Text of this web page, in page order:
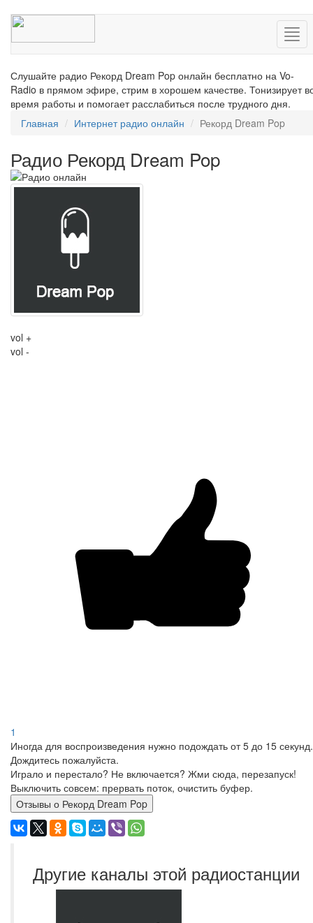
Слушайте радио Рекорд Dream Pop онлайн бесплатно на Vo-
Radio в прямом эфире, стрим в хорошем качестве. Тонизирует
время работы и помогает расслабиться после трудного дня.
Главная
Интернет радио онлайн Рекорд Dream Pop
Радио Рекорд Dream Pop
vol +
vol -
1
Иногда для воспроизведения нужно подождать от 5 до 15 секунд.
Дождитесь пожалуйста.
Играло и перестало? Не включается? Жми сюда, перезапуск!
Выключить совсем: прервать поток, очистить буфер.
Отзывы о Рекорд Dream Pop
Другие каналы этой радиостанции